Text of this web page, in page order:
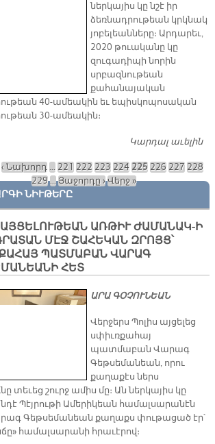
ներկայիս կը նշէ իր
ձեռնադրութեան կրկնակ
յոբելեանները։ Արդարեւ,
2020 թուականը կը
զուգադիպի նորին
սրբազնութեան
քահանայական
40-ամեակին եւ եպիսկոպոսական
30-ամեակին։
Կարդալ աւելին
‹ Նախորդ … 221 222 223 224 225 226 227 228
229…Յաջորդը ›Վերջ »
ՆԻՒԹԵՐԸ
ԱՌԹԻՒ ԺԱՄԱՆԱԿ-Ի
ՄԷՋ ՇԱՀԵԿԱՆ ԶՐՈՅՑ՝
ՊԱՏՄԱԲԱՆ ՎԱՐԱԳ
ՀԵՏ
ԱՐԱ ԳՕՉՈՒՆԵԱՆ
Վերջերս Պոլիս այցելեց
սփիւռքահայ
պատմաբան Վարագ
Գեթսեմանեան, որու
քաղաքէս ներս
տեւեց շուրջ ամիս մը։ Ան ներկայիս կը
Պէյրութի Ամերիկեան համալսարանէն
Գեթսեմանեան քաղաքս փութացած էր՝
համալսարանի հրաւէրով։